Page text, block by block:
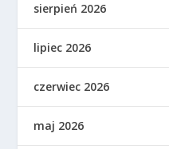
sierpień 2026
lipiec 2026
czerwiec 2026
maj 2026